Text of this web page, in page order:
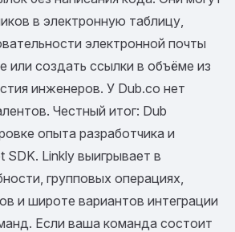
в электронную таблицу,
электронной почты
или создать ссылки в объёме из
инженеров. У Dub.co нет
Честный итог: Dub
опыта разработчика и
SDK. Linkly выигрывает в
групповых операциях,
и широте вариантов интеграции
Если ваша команда состоит